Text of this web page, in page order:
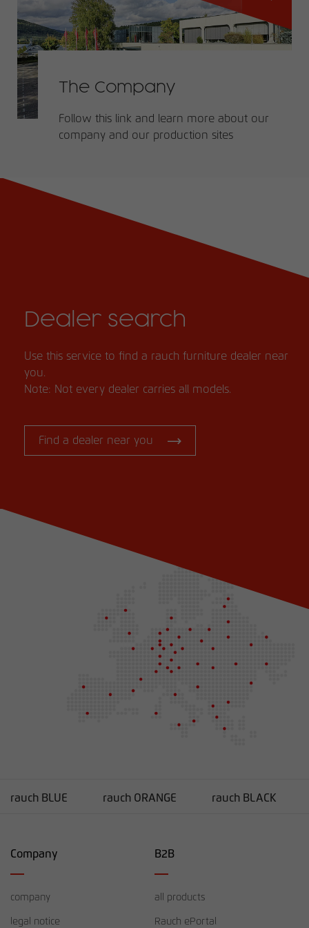
The Company
Follow this link and learn more about our
company and our production sites
Dealer search
Use this service to find a rauch furniture dealer near
you.
Note: Not every dealer carries all models.
Find a dealer near you
rauch BLUE rauch ORANGE rauch BLACK
Company
company
legal notice
B2B
all products
Rauch ePortal